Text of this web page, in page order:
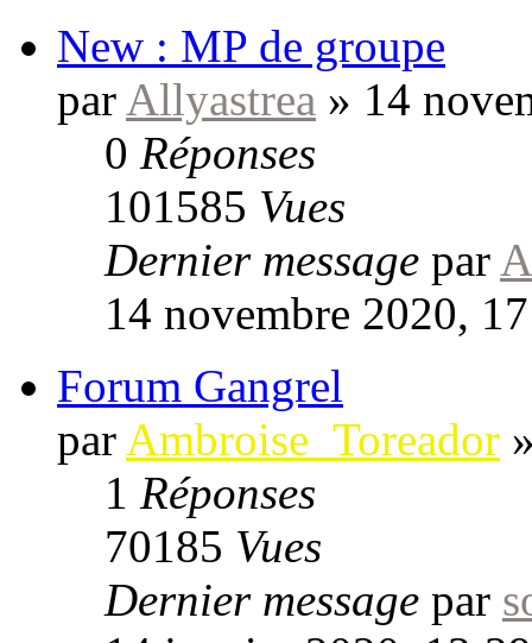
New : MP de groupe
par Allyastrea » 14
0 Réponses
101585 Vues
Dernier message par
14 novembre 2020,
Forum Gangrel
par Ambroise_Toreador
1 Réponses
70185 Vues
Dernier message par